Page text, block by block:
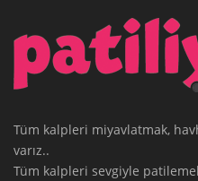
Tüm kalpleri miyavlatmak,
varız..
Tüm kalpleri sevgiyle